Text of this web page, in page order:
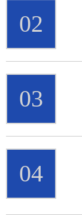
02
03
04